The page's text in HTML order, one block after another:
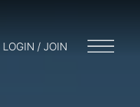
LOGIN / JOIN